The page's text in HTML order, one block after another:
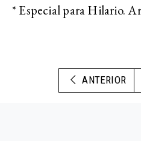
* Especial para Hilario.
ANTERIOR